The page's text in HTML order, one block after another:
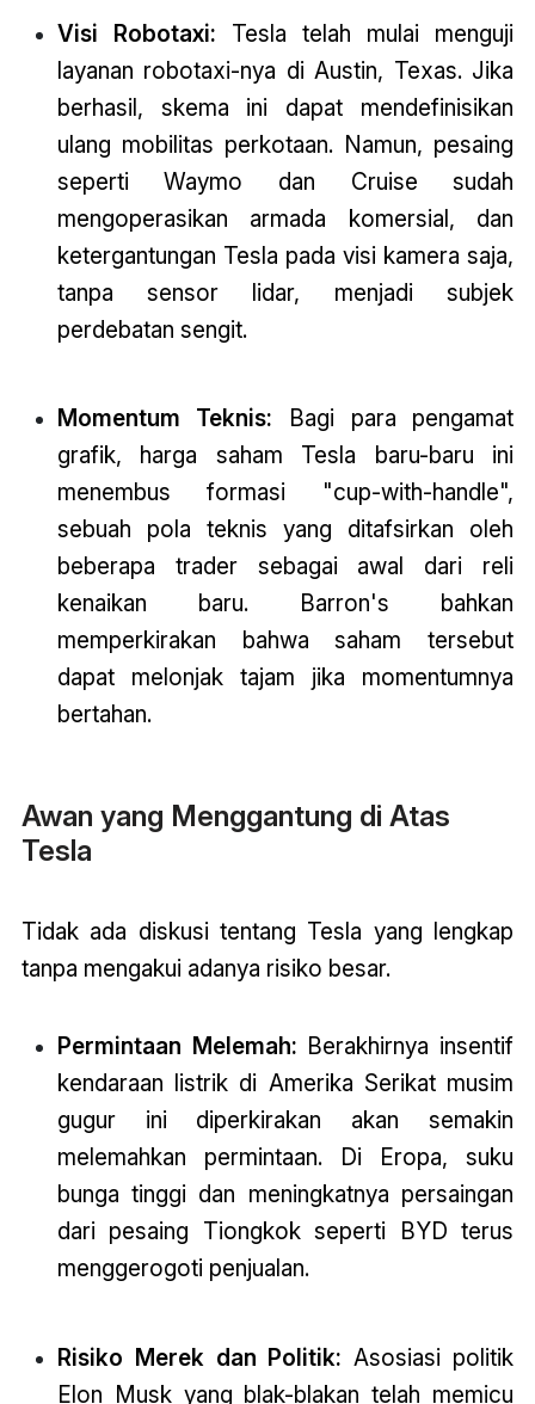
Visi Robotaxi: Tesla telah mulai menguji
layanan robotaxi-nya di Austin, Texas. Jika
berhasil, skema ini dapat mendefinisikan
ulang mobilitas perkotaan. Namun, pesaing
seperti Waymo dan Cruise sudah
mengoperasikan armada komersial, dan
ketergantungan Tesla pada visi kamera saja,
tanpa sensor lidar, menjadi subjek
perdebatan sengit.
Momentum Teknis: Bagi para pengamat
grafik, harga saham Tesla baru-baru ini
menembus formasi "cup-with-handle",
sebuah pola teknis yang ditafsirkan oleh
beberapa trader sebagai awal dari reli
kenaikan baru. Barron's bahkan
memperkirakan bahwa saham tersebut
dapat melonjak tajam jika momentumnya
bertahan.
Awan yang Menggantung di Atas
Tesla
Tidak ada diskusi tentang Tesla yang lengkap
tanpa mengakui adanya risiko besar.
Permintaan Melemah: Berakhirnya insentif
kendaraan listrik di Amerika Serikat musim
gugur ini diperkirakan akan semakin
melemahkan permintaan. Di Eropa, suku
bunga tinggi dan meningkatnya persaingan
dari pesaing Tiongkok seperti BYD terus
menggerogoti penjualan.
Risiko Merek dan Politik: Asosiasi politik
Elon Musk yang blak-blakan telah memicu